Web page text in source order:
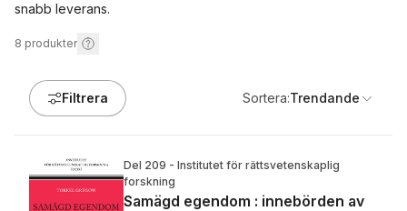
snabb leverans.
8 produkter
Filtrera Sortera:Trendande
Del 209 - Institutet för rättsvetenskaplig
forskning
Samägd egendom : innebörden av